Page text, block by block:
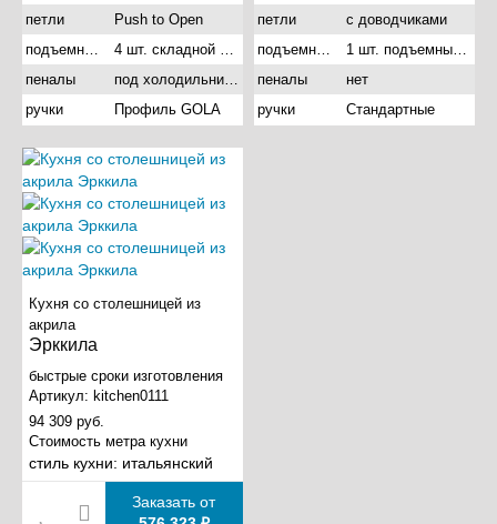
петли
Push to Open
подъемные механизмы
4 шт. складной подъемник
пеналы
под холодильник и под духовой шкаф
ручки
Профиль GOLA
петли
с доводчиками
подъемные механизмы
1 шт. подъемный газовый
пеналы
нет
ручки
Стандартные
Кухня со столешницей из
акрила
Эрккила
быстрые сроки изготовления
Артикул: kitchen0111
94 309 руб.
Стоимость метра кухни
стиль кухни: итальянский
Заказать от